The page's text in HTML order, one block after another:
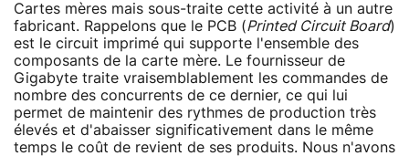
Cartes mères mais sous-traite cette activité à un autre
fabricant. Rappelons que le PCB (Printed Circuit Board)
est le circuit imprimé qui supporte l'ensemble des
composants de la carte mère. Le fournisseur de
Gigabyte traite vraisemblablement les commandes de
nombre des concurrents de ce dernier, ce qui lui
permet de maintenir des rythmes de production très
élevés et d'abaisser significativement dans le même
temps le coût de revient de ses produits. Nous n'avons